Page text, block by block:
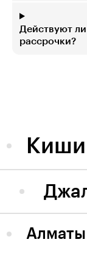
Действуют
рассрочки?
Алматы